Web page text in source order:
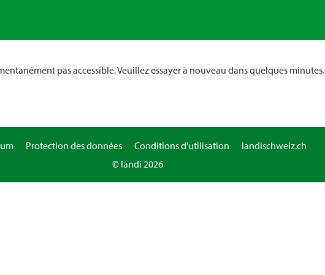
pas accessible. Veuillez essayer à nouveau dans quelques minutes.
Protection des données Conditions d'utilisation
landischweiz.ch
© landi 2026